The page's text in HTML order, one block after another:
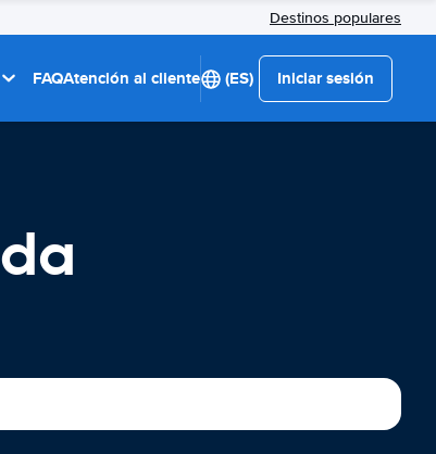
Destinos populares
FAQAtención al cliente (ES) Iniciar sesión